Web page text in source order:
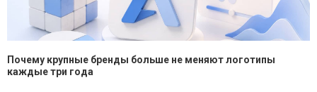
Почему крупные бренды больше не меняют логотипы
каждые три года